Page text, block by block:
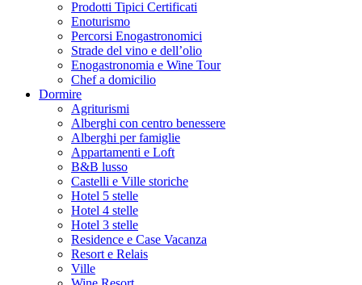
Prodotti Tipici Certificati
Enoturismo
Percorsi Enogastronomici
Strade del vino e dell’olio
Enogastronomia e Wine Tour
Chef a domicilio
Dormire
Agriturismi
Alberghi con centro benessere
Alberghi per famiglie
Appartamenti e Loft
B&B lusso
Castelli e Ville storiche
Hotel 5 stelle
Hotel 4 stelle
Hotel 3 stelle
Residence e Case Vacanza
Resort e Relais
Ville